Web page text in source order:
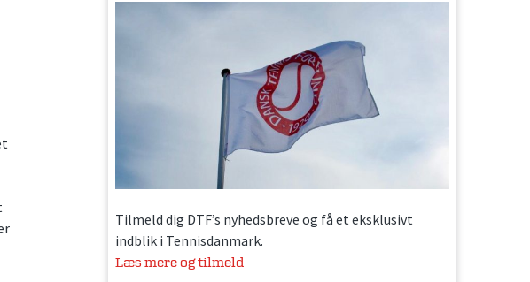
Tilmeld dig DTF’s nyhedsbreve og få et eksklusivt
indblik i Tennisdanmark.
Læs mere og tilmeld